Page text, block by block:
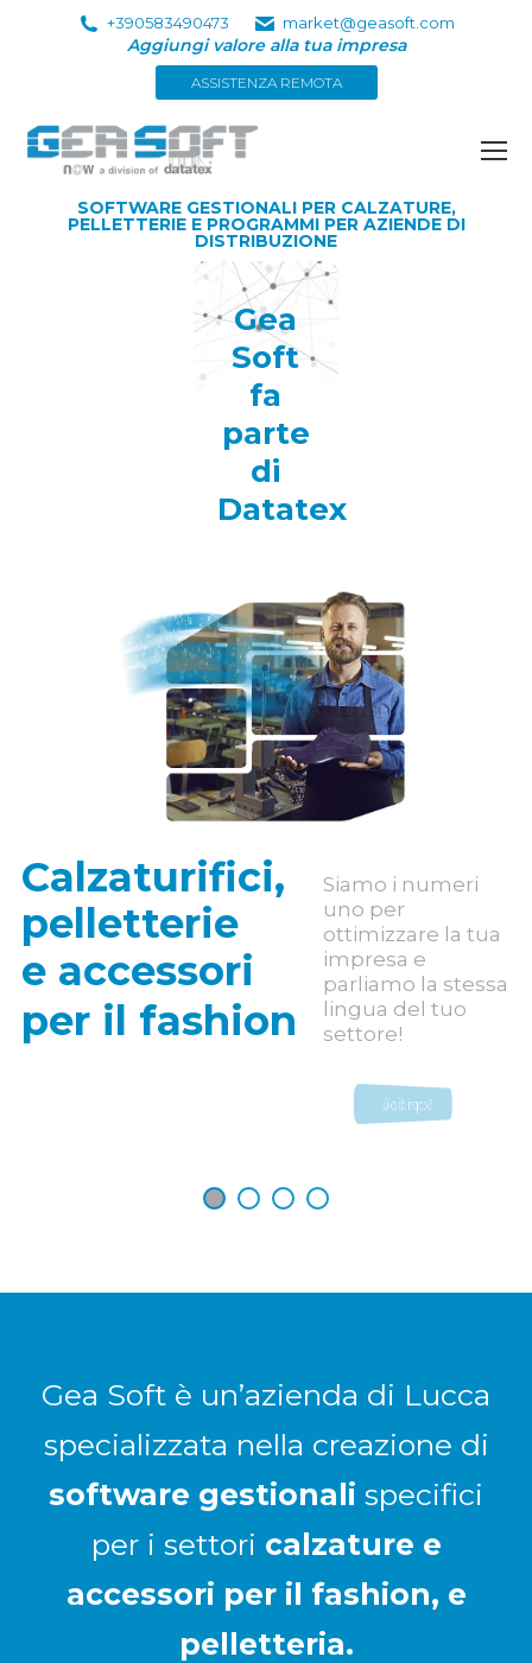
+390583490473 market@geasoft.com
Aggiungi valore alla tua impresa
ASSISTENZA REMOTA
SOFTWARE GESTIONALI PER CALZATURE,
PELLETTERIE E PROGRAMMI PER AZIENDE DI
DISTRIBUZIONE
Gea
Soft
fa
parte
di
Datatex
Calzaturifici,
Siamo i numeri
uno per
ottimizzare la tua
impresa e
parliamo la stessa
lingua del tuo
settore!
Scopri di più
e accessori
pelletterie
per il fashion
Gea Soft è un’azienda di Lucca
specializzata nella creazione di
software gestionali specifici
per i settori calzature e
accessori per il fashion, e
pelletteria.